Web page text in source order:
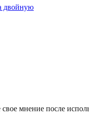
мнение после